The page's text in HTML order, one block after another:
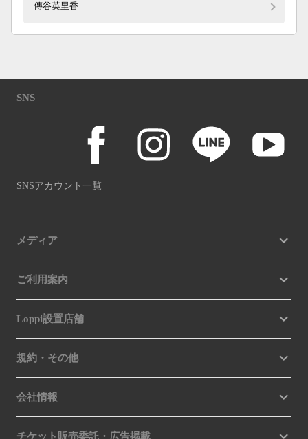
傳谷英里香
SNS
SNSアカウント一覧
メディア
ご利用案内
Loppi設置店舗
規約・その他
会社情報
チケット販売委託・広告掲載